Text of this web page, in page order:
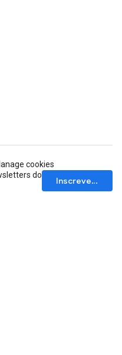
cookies
do
Inscrever-se